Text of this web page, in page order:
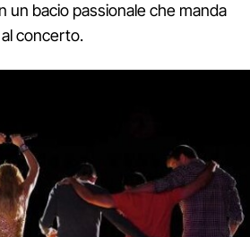
un bacio passionale che manda
concerto.